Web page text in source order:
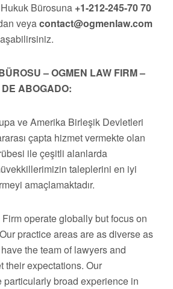
Bürosuna +1-212-245-70 70
veyacontact@ogmenlaw.com
– OGMEN LAW FIRM –
ABOGADO:
ve Amerika Birleşik Devletleri
çapta hizmet vermekte olan
ile çeşitli alanlarda
taleplerini en iyi
amaçlamaktadır.
operate globally but focus on
practice areas are as diverse as
the team of lawyers and
their expectations. Our
particularly broad experience in